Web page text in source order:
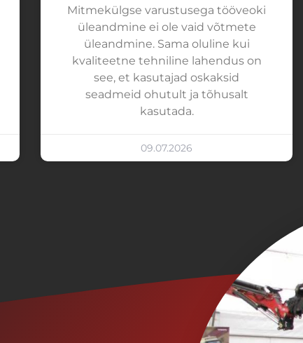
Mitmekülgse varustusega tööveoki
üleandmine ei ole vaid võtmete
üleandmine. Sama oluline kui
kvaliteetne tehniline lahendus on
see, et kasutajad oskaksid
seadmeid ohutult ja tõhusalt
kasutada.
09.07.2026